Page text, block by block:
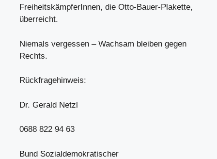
FreiheitskämpferInnen, die Otto-Bauer-Plakette,
überreicht.
Niemals vergessen – Wachsam bleiben gegen
Rechts.
Rückfragehinweis:
Dr. Gerald Netzl
0688 822 94 63
Bund Sozialdemokratischer